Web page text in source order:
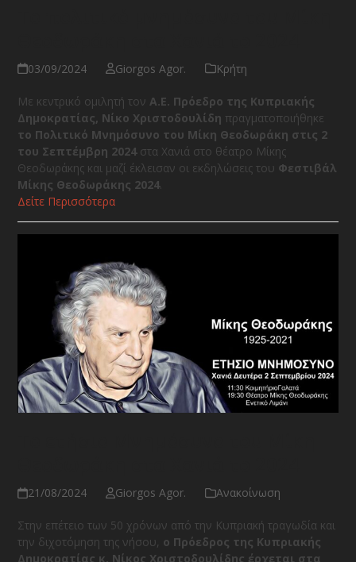
03/09/2024 Giorgos Agor. Κρήτη
Με κεντρικό ομιλητή τον Α.Ε. Πρόεδρο της Κυπριακής
Δημοκρατίας, Νίκο Χριστοδουλίδη πραγματοποιήθηκε
το Πολιτικό Μνημόσυνο του Μίκη Θεοδωράκη στις 2
του Σεπτέμβρη 2024στα Χανιά στο θέατρο Μίκης
Θεοδωράκης και μαζί έκλεισαν οι εκδηλώσεις του Φεστιβάλ
Μίκης Θεοδωράκης 2024.
Δείτε Περισσότερα
21/08/2024 Giorgos Agor. Ανακοίνωση
Στην επέτειο των 50 χρόνων από την Κυπριακή τραγωδία και
την διχοτόμηση της νήσου, ο Πρόεδρος της Κυπριακής
Δημοκρατίας κ. Νίκος Χριστοδουλίδης έρχεται στα